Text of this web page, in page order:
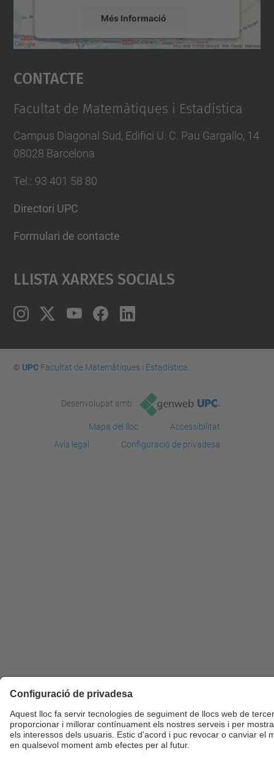
Més Informació
Accepta
powered by
Contacte
Facultat de Matemàtiques i Estadística
Campus Diagonal Sud, Edifici U. C. Pau Gargallo, 14
08028 Barcelona
Tel. : 93 401 58 80
Directori UPC
Formulari de contacte
Llista Xarxes Socials
© UPCFacultat de Matemàtiques i Estadí­stica.
Desenvolupat amb
Mapa del lloc
Accessibilitat
Avís legal
Configuració de privadesa